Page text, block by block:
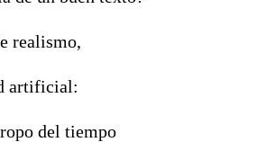
realismo,
artificial:
del tiempo